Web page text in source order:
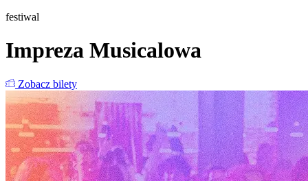
festiwal
Impreza Musicalowa
Zobacz bilety